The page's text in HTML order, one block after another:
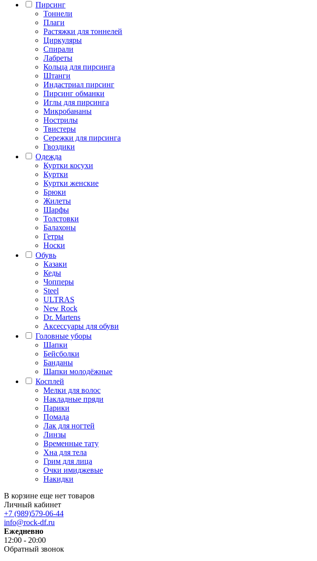
Пирсинг
Тоннели
Плаги
Растяжки для тоннелей
Циркуляры
Спирали
Лабреты
Кольца для пирсинга
Штанги
Индастриал пирсинг
Пирсинг обманки
Иглы для пирсинга
Микробананы
Нострилы
Твистеры
Сережки для пирсинга
Гвоздики
Одежда
Куртки косухи
Куртки
Куртки женские
Брюки
Жилеты
Шарфы
Толстовки
Балахоны
Гетры
Носки
Обувь
Казаки
Кеды
Чопперы
Steel
ULTRAS
New Rock
Dr. Martens
Аксессуары для обуви
Головные уборы
Шапки
Бейсболки
Банданы
Шапки молодёжные
Косплей
Мелки для волос
Накладные пряди
Парики
Помада
Лак для ногтей
Линзы
Временные тату
Хна для тела
Грим для лица
Очки имиджевые
Накидки
В корзине еще нет товаров
Личный кабинет
+7 (989)579-06-44
info@rock-df.ru
Ежедневно
12:00 - 20:00
Обратный звонок